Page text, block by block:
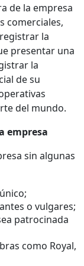
de la empresa
comerciales,
la
presentar una
la
de su
del mundo.
empresa
sin algunas
o vulgares;
patrocinada
como Royal,